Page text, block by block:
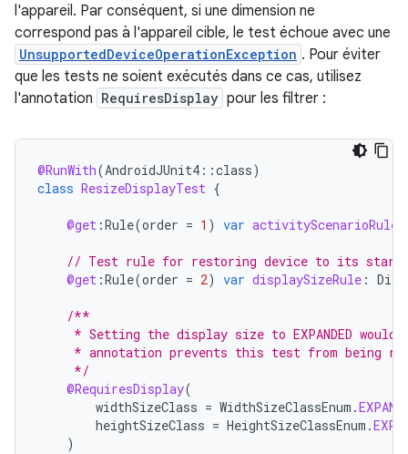
l'appareil. Par conséquent, si une dimension ne
correspond pas à l'appareil cible, le test échoue avec une
UnsupportedDeviceOperationException . Pour éviter
que les tests ne soient exécutés dans ce cas, utilisez
l'annotation RequiresDisplay pour les filtrer :
@RunWith(AndroidJUnit4 ::class)
class ResizeDisplayTest {
@get :Rule(order = 1 ) var activityScenarioRule
// Test rule for restoring device to its
@get :Rule(order = 2) var displaySizeRule :
/**
* Setting the display size to EXPANDED would
* annotation prevents this test from being
     */
@RequiresDisplay(
widthSizeClass = WidthSizeClassEnum .
heightSizeClass = HeightSizeClassEnum .
)